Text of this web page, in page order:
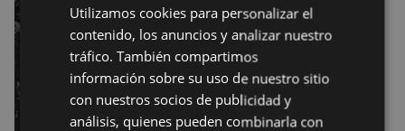
BASQUE
SPANISH
Utilizamos cookies para personalizar el
contenido, los anuncios y analizar nuestro
tráfico. También compartimos
información sobre su uso de nuestro sitio
con nuestros socios de publicidad y
análisis, quienes pueden combinarla con